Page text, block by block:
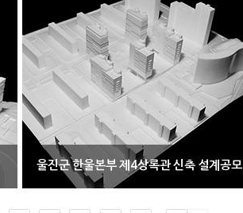
울진군 한울본부 제4상록관 신축 설계공모